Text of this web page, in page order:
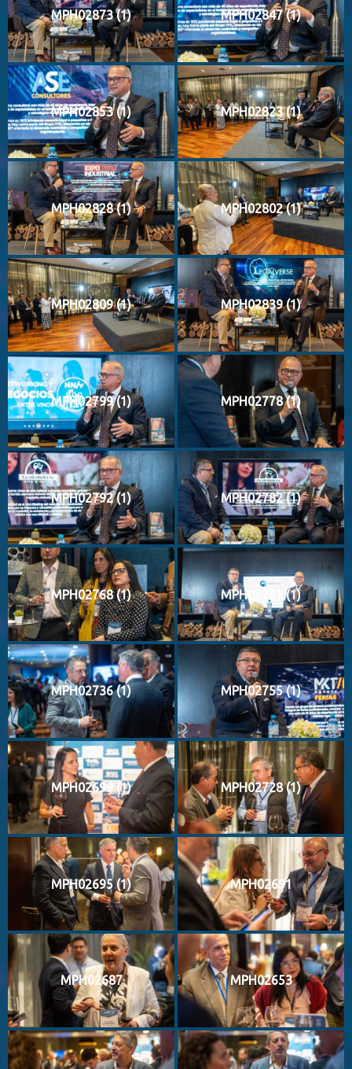
MPH02873 (1) MPH02847 (1)
MPH02853 (1) MPH02823 (1)
MPH02828 (1) MPH02802 (1)
MPH02809 (1) MPH02839 (1)
MPH02799 (1) MPH02778 (1)
MPH02792 (1) MPH02782 (1)
MPH02768 (1) MPH02751 (1)
MPH02736 (1) MPH02755 (1)
MPH02699 (1) MPH02728 (1)
MPH02695 (1) MPH02691
MPH02687 MPH02653